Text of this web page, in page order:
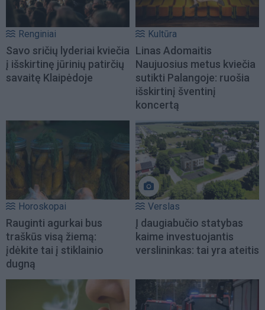
Renginiai
Savo sričių lyderiai kviečia
į išskirtinę jūrinių patirčių
savaitę Klaipėdoje
Kultūra
Linas Adomaitis
Naujuosius metus kviečia
sutikti Palangoje: ruošia
išskirtinį šventinį
koncertą
Horoskopai
Rauginti agurkai bus
traškūs visą žiemą:
įdėkite tai į stiklainio
dugną
Verslas
Į daugiabučio statybas
kaime investuojantis
verslininkas: tai yra ateitis